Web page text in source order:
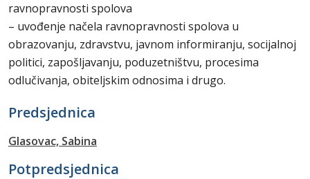
ravnopravnosti spolova
– uvođenje načela ravnopravnosti spolova u
obrazovanju, zdravstvu, javnom informiranju, socijalnoj
politici, zapošljavanju, poduzetništvu, procesima
odlučivanja, obiteljskim odnosima i drugo.
Predsjednica
Glasovac, Sabina
Potpredsjednica